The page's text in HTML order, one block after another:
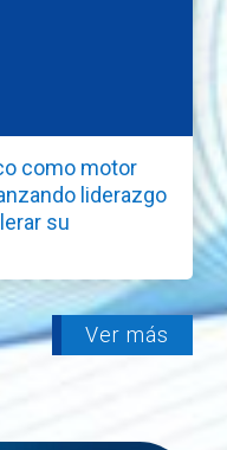
como motor
liderazgo
su
Ver más